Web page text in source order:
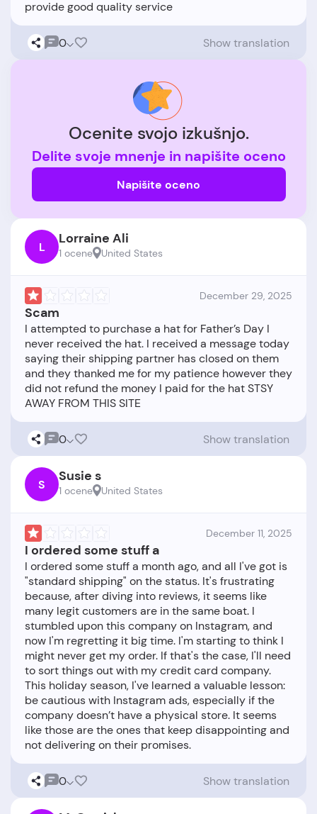
0 Show translation
Ocenite svojo izkušnjo.
Delite svoje mnenje in napišite oceno
Napišite oceno
L Lorraine Ali
1 ocene United States
December 29, 2025
Scam
I attempted to purchase a hat for Father’s Day I
never received the hat. I received a message today
saying their shipping partner has closed on them
and they thanked me for my patience however they
did not refund the money I paid for the hat STSY
0 Show translation
S Susie s
1 ocene United States
December 11, 2025
I ordered some stuff a
I ordered some stuff a month ago, and all I've got is
"standard shipping" on the status. It's frustrating
because, after diving into reviews, it seems like
many legit customers are in the same boat. I
stumbled upon this company on Instagram, and
now I'm regretting it big time. I'm starting to think I
might never get my order. If that's the case, I'll need
to sort things out with my credit card company.
This holiday season, I've learned a valuable lesson:
be cautious with Instagram ads, especially if the
company doesn’t have a physical store. It seems
like those are the ones that keep disappointing and
0 Show translation